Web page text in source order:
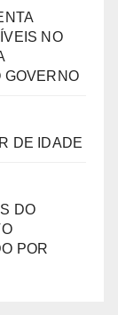
NO
GOVERNO
DE IDADE
DO
POR